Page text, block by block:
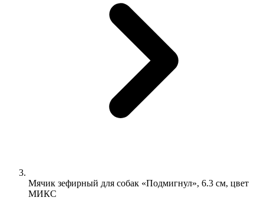
Мячик зефирный для собак «Подмигнул», 6.3 см, цвет
МИКС